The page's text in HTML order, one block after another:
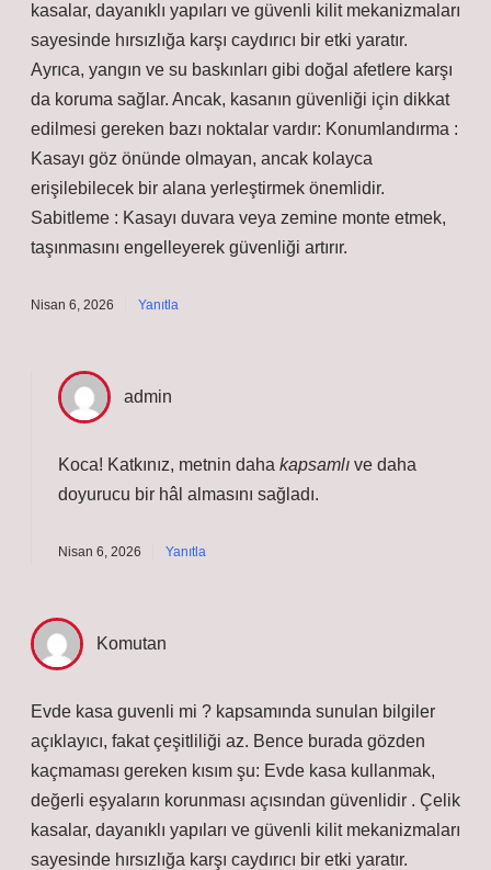
kasalar, dayanıklı yapıları ve güvenli kilit mekanizmaları
sayesinde hırsızlığa karşı caydırıcı bir etki yaratır.
Ayrıca, yangın ve su baskınları gibi doğal afetlere karşı
da koruma sağlar. Ancak, kasanın güvenliği için dikkat
edilmesi gereken bazı noktalar vardır: Konumlandırma :
Kasayı göz önünde olmayan, ancak kolayca
erişilebilecek bir alana yerleştirmek önemlidir.
Sabitleme : Kasayı duvara veya zemine monte etmek,
taşınmasını engelleyerek güvenliği artırır.
Nisan 6, 2026 Yanıtla
admin
Koca! Katkınız, metnin daha kapsamlı ve daha
doyurucu bir hâl almasını sağladı.
Nisan 6, 2026 Yanıtla
Komutan
Evde kasa guvenli mi ? kapsamında sunulan bilgiler
açıklayıcı, fakat çeşitliliği az. Bence burada gözden
kaçmaması gereken kısım şu: Evde kasa kullanmak,
değerli eşyaların korunması açısından güvenlidir . Çelik
kasalar, dayanıklı yapıları ve güvenli kilit mekanizmaları
sayesinde hırsızlığa karşı caydırıcı bir etki yaratır.